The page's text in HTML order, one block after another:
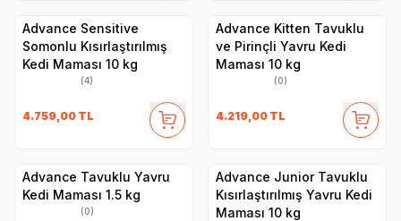
Advance Sensitive
Somonlu Kısırlaştırılmış
Kedi Maması 10 kg
(4)
4.759,00 TL
Advance Kitten Tavuklu
ve Pirinçli Yavru Kedi
Maması 10 kg
(0)
4.219,00 TL
Advance Tavuklu Yavru
Kedi Maması 1.5 kg
(0)
Advance Junior Tavuklu
Kısırlaştırılmış Yavru Kedi
Maması 10 kg